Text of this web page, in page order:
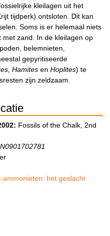
kleilagen uit het
tijdperk) ontsloten. Dit kan
Soms is er helemaal niets
zand. In de kleilagen op
belemnieten,
gepyritiseerde
Hamites en Hoplites) te
zijn zeldzaam.
Fossils of the Chalk, 2nd
ammonieten: het geslacht